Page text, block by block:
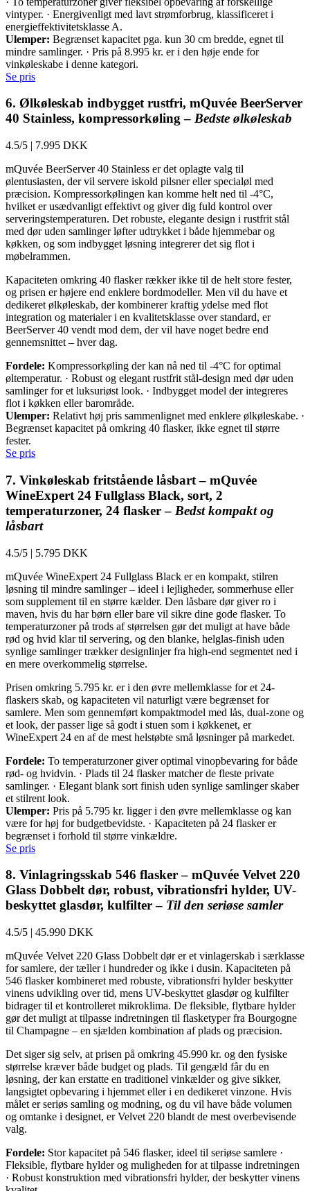
vintyper. · Energivenligt med lavt strømforbrug, klassificeret i
energieffektivitetsklasse A.
Ulemper: Begrænset kapacitet pga. kun 30 cm bredde, egnet til
mindre samlinger. · Pris på 8.995 kr. er i den høje ende for
vinkøleskabe i denne kategori.
Se pris
6. Ølkøleskab indbygget rustfri, mQuvée BeerServer
40 Stainless, kompressorkøling – Bedste ølkøleskab
4.5/5 | 7.995 DKK
mQuvée BeerServer 40 Stainless er det oplagte valg til
ølentusiasten, der vil servere iskold pilsner eller specialøl med
præcision. Kompressorkølingen kan komme helt ned til -4°C,
hvilket er usædvanligt effektivt og giver dig fuld kontrol over
serveringstemperaturen. Det robuste, elegante design i rustfrit stål
med dør uden samlinger løfter udtrykket i både hjemmebar og
køkken, og som indbygget løsning integrerer det sig flot i
møbelrammen.
Kapaciteten omkring 40 flasker rækker ikke til de helt store fester,
og prisen er højere end enklere bordmodeller. Men vil du have et
dedikeret ølkøleskab, der kombinerer kraftig ydelse med flot
integration og materialer i en kvalitetsklasse over standard, er
BeerServer 40 vendt mod dem, der vil have noget bedre end
gennemsnittet – hver dag.
Fordele: Kompressorkøling der kan nå ned til -4°C for optimal
øltemperatur. · Robust og elegant rustfrit stål-design med dør uden
samlinger for et luksuriøst look. · Indbygget model der integreres
flot i køkken eller barområde.
Ulemper: Relativt høj pris sammenlignet med enklere ølkøleskabe. ·
Begrænset kapacitet på omkring 40 flasker, ikke egnet til større
fester.
Se pris
7. Vinkøleskab fritstående låsbart – mQuvée
WineExpert 24 Fullglass Black, sort, 2
temperaturzoner, 24 flasker – Bedst kompakt og
låsbart
4.5/5 | 5.795 DKK
mQuvée WineExpert 24 Fullglass Black er en kompakt, stilren
løsning til mindre samlinger – ideel i lejligheder, sommerhuse eller
som supplement til en større kælder. Den låsbare dør giver ro i
maven, hvis du har børn eller bare vil sikre dine gode flasker. To
temperaturzoner på trods af størrelsen gør det muligt at have både
rød og hvid klar til servering, og den blanke, helglas-finish uden
synlige samlinger trækker designlinjer fra high-end segmentet ned i
en mere overkommelig størrelse.
Prisen omkring 5.795 kr. er i den øvre mellemklasse for et 24-
flaskers skab, og kapaciteten vil naturligt være begrænset for
samlere. Men som gennemført kompaktmodel med lås, dual-zone og
et look, der passer lige så godt i stuen som i køkkenet, er
WineExpert 24 en af de mest helstøbte små løsninger på markedet.
Fordele: To temperaturzoner giver optimal vinopbevaring for både
rød- og hvidvin. · Plads til 24 flasker matcher de fleste private
samlinger. · Elegant blank sort finish uden synlige samlinger skaber
et stilrent look.
Ulemper: Pris på 5.795 kr. ligger i den øvre mellemklasse og kan
være for høj for budgetbevidste. · Kapaciteten på 24 flasker er
begrænset i forhold til større vinkældre.
Se pris
8. Vinlagringsskab 546 flasker – mQuvée Velvet 220
Glass Dobbelt dør, robust, vibrationsfri hylder, UV-
beskyttet glasdør, kulfilter – Til den seriøse samler
4.5/5 | 45.990 DKK
mQuvée Velvet 220 Glass Dobbelt dør er et vinlagerskab i særklasse
for samlere, der tæller i hundreder og ikke i dusin. Kapaciteten på
546 flasker kombineret med robuste, vibrationsfri hylder beskytter
vinens udvikling over tid, mens UV-beskyttet glasdør og kulfilter
bidrager til et kontrolleret mikroklima. De fleksible, flytbare hylder
gør det muligt at tilpasse indretningen til flasketyper fra Bourgogne
til Champagne – en sjælden kombination af plads og præcision.
Det siger sig selv, at prisen på omkring 45.990 kr. og den fysiske
størrelse kræver både budget og plads. Til gengæld får du en
løsning, der kan erstatte en traditionel vinkælder og give sikker,
langsigtet opbevaring i hjemmet eller i en dedikeret vinzone. Hvis
målet er seriøs samling og modning, og du vil have både volumen
og omtanke i designet, er Velvet 220 blandt de mest overbevisende
valg.
Fordele: Stor kapacitet på 546 flasker, ideel til seriøse samlere ·
Fleksible, flytbare hylder og muligheden for at tilpasse indretningen
· Robust konstruktion med vibrationsfri hylder, der beskytter vinens